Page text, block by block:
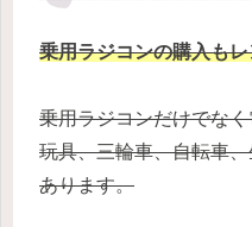
乗用ラジコンの購入も
乗用ラジコンだけでな
玩具、三輪車、自転車
あります。